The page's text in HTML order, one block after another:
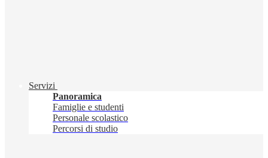
Servizi
Panoramica
Famiglie e studenti
Personale scolastico
Percorsi di studio